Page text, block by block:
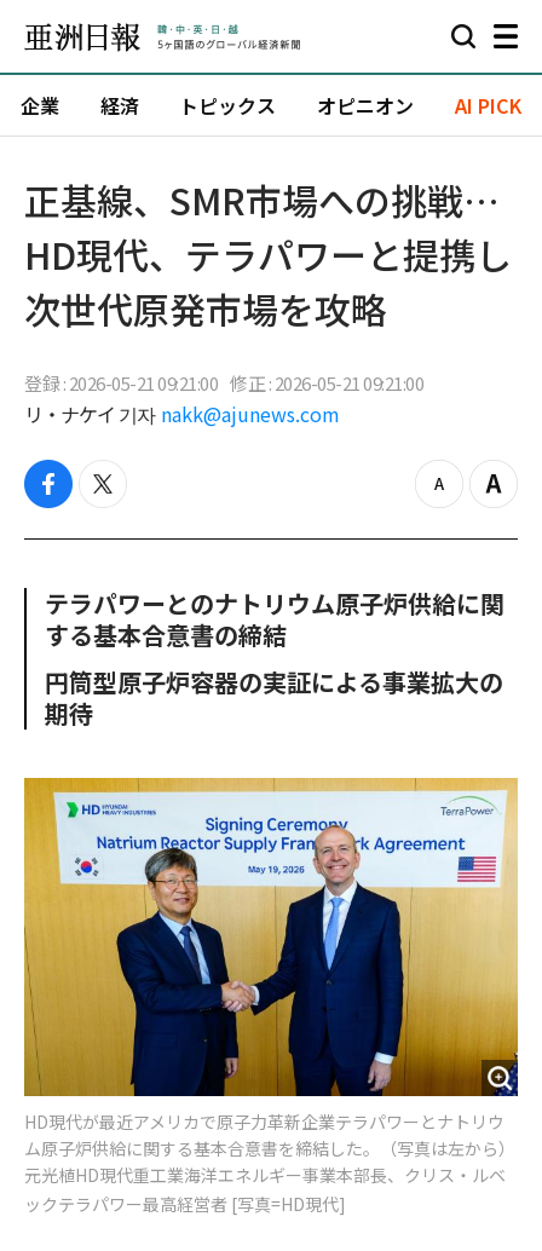
企業 経済 トピックス オピニオン AI PICK
正基線、SMR市場への挑戦…
HD現代、テラパワーと提携し
次世代原発市場を攻略
登録 : 2026-05-21 09:21:00 修正 : 2026-05-21 09:21:00
リ・ナケイ 기자 nakk@ajunews.com
f
c
o
o
k
t
i
e
r
z
o
u
Z
o
n
テラパワーとのナトリウム原子炉供給に関
する基本合意書の締結
円筒型原子炉容器の実証による事業拡大の
期待
HD現代が最近アメリカで原子力革新企業テラパワーとナトリウ
ム原子炉供給に関する基本合意書を締結した。（写真は左から）
元光植HD現代重工業海洋エネルギー事業本部長、クリス・ルベ
ックテラパワー最高経営者 [写真=HD現代]